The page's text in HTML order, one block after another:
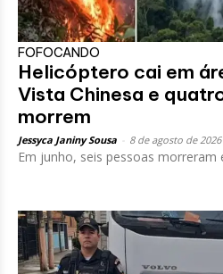
FOFOCANDO
Helicóptero cai em
Vista Chinesa e
morrem
Jessyca Janiny Sousa 8 de agosto de 2026
Em junho, seis pessoas morreram